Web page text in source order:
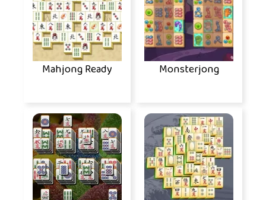
Mahjong Ready Monsterjong